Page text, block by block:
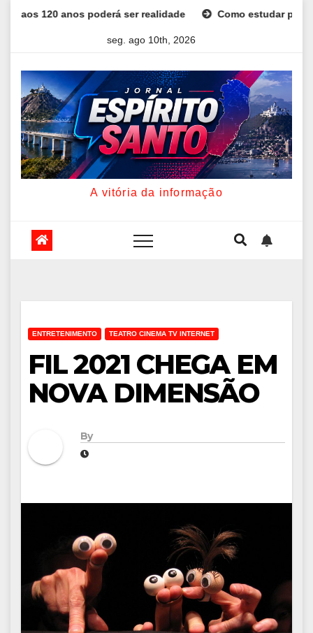
poderá ser realidade Como estudar para o Enem: guia
seg. ago 10th, 2026
A vitória da informação
ENTRETENIMENTO TEATRO CINEMA TV INTERNET
FIL 2021 CHEGA EM
NOVA DIMENSÃO
By